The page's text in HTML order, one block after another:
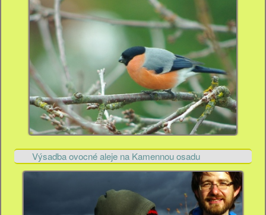
Výsadba ovocné aleje na Kamennou osadu